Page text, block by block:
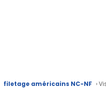
filetage américains NC-NF ›